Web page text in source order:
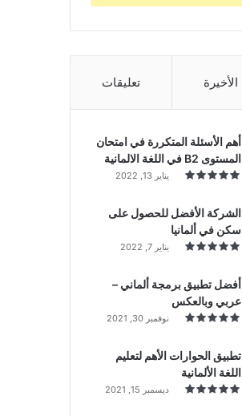
الأخيرة تعليقات
أهم الأسئلة المتكررة في امتحان
المستوى B2 في اللغة الالمانية
يناير 13, 2022
الشركة الأفضل للحصول على
سكن في ألمانيا
يناير 7, 2022
أفضل تطبيق برمجة ألماني –
عربي وبالعكس
نوفمبر 30, 2021
تطبيق الحوارات الأهم لتعليم
اللغة الألمانية
ديسمبر 15, 2021